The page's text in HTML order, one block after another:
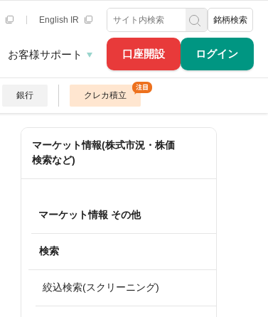
口座開設 ログイン
English IR 銘柄検索
お客様サポート
銀行 クレカ積立
マーケット情報(株式市況・株価
検索など)
マーケット情報 その他
検索
絞込検索(スクリーニング)